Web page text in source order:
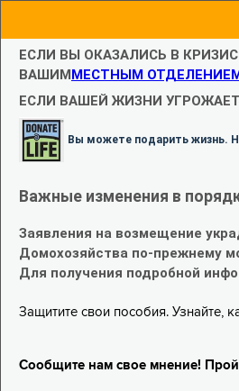
ЕСЛИ ВЫ ОКАЗАЛИСЬ В
ВАШИММЕСТНЫМ
ЕСЛИ ВАШЕЙ ЖИЗНИ
Вы можете подарить жизнь.
Важные изменения в
Заявления на возмещение
Домохозяйства по-прежнему
Для получения подробной
Защитите свои пособия. Узнайте,
Сообщите нам свое мнение!